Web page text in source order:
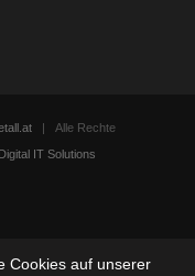
| Alle Rechte
IT Solutions
Cookies auf unserer